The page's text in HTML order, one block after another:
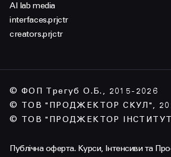
AI lab media
interfaces.prjctr
creators.prjctr
© ФОП Трегуб О.Б., 2015-2026
© ТОВ "ПРОДЖЕКТОР СКУЛ",
© ТОВ "ПРОДЖЕКТОР
Публічна оферта. Курси, Інтенсиви та